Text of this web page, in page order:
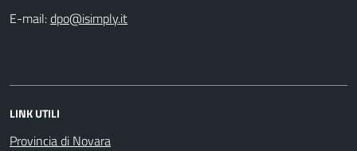
E-mail:
LINK UTILI
Provincia di Novara